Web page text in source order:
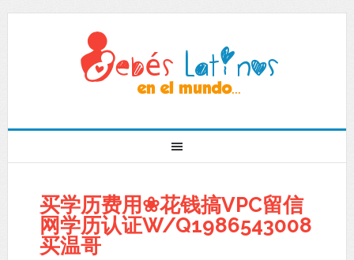
买学历费用❀花钱搞VPC留信
网学历认证W/Q1986543008
买温哥